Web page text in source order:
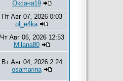
Оксана19
Пт Авг 07, 2026 0:03
ol_e4ka
Чт Авг 06, 2026 12:53
Milana80
Вт Авг 04, 2026 2:24
osamarina